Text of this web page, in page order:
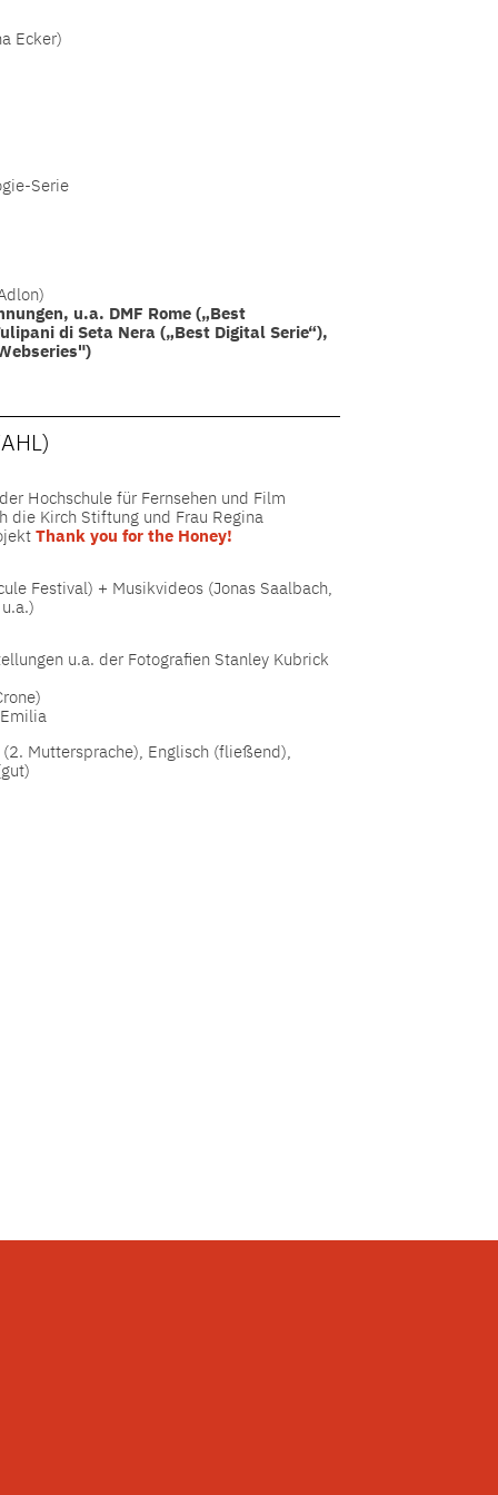
Ecker)
Serie
u.a. DMF Rome („Best
di Seta Nera („Best Digital Serie“),
Hochschule für Fernsehen und Film
die Kirch Stiftung und Frau Regina
Thank you for the Honey!
Festival) + Musikvideos (Jonas Saalbach,
u.a. der Fotografien Stanley Kubrick
Muttersprache), Englisch (fließend),